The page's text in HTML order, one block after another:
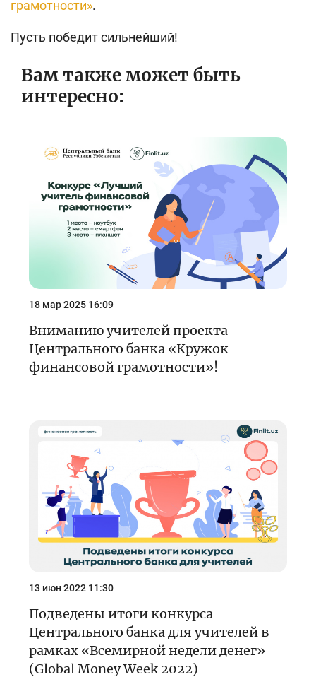
грамотности».
Пусть победит сильнейший!
Вам также может быть
интересно:
18 мар 2025 16:09
Вниманию учителей проекта
Центрального банка «Кружок
финансовой грамотности»!
13 июн 2022 11:30
Подведены итоги конкурса
Центрального банка для учителей в
рамках «Всемирной недели денег»
(Global Money Week 2022)